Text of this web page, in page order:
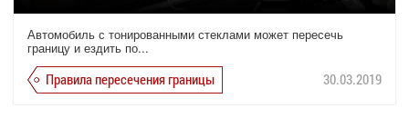
Автомобиль с тонированными стеклами может пересечь
границу и ездить по...
Правила пересечения границы 30.03.2019